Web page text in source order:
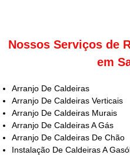
Nossos Serviços de
em
Arranjo De Caldeiras
Arranjo De Caldeiras Verticais
Arranjo De Caldeiras Murais
Arranjo De Caldeiras A Gás
Arranjo De Caldeiras De Chão
Instalação De Caldeiras A